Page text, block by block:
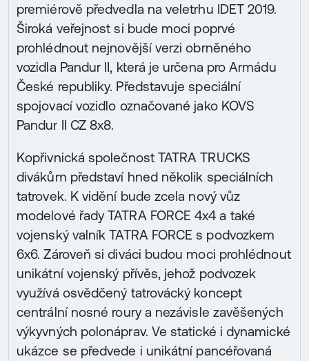
premiérově předvedla na veletrhu IDET 2019.
Široká veřejnost si bude moci poprvé
prohlédnout nejnovější verzi obrněného
vozidla Pandur II, která je určena pro Armádu
České republiky. Představuje speciální
spojovací vozidlo označované jako KOVS
Pandur II CZ 8x8.
Kopřivnická společnost TATRA TRUCKS
divákům představí hned několik speciálních
tatrovek. K vidění bude zcela nový vůz
modelové řady TATRA FORCE 4x4 a také
vojenský valník TATRA FORCE s podvozkem
6x6. Zároveň si diváci budou moci prohlédnout
unikátní vojenský přívěs, jehož podvozek
využívá osvědčený tatrovácký koncept
centrální nosné roury a nezávisle zavěšených
výkyvných polonáprav. Ve statické i dynamické
ukázce se předvede i unikátní pancéřovaná